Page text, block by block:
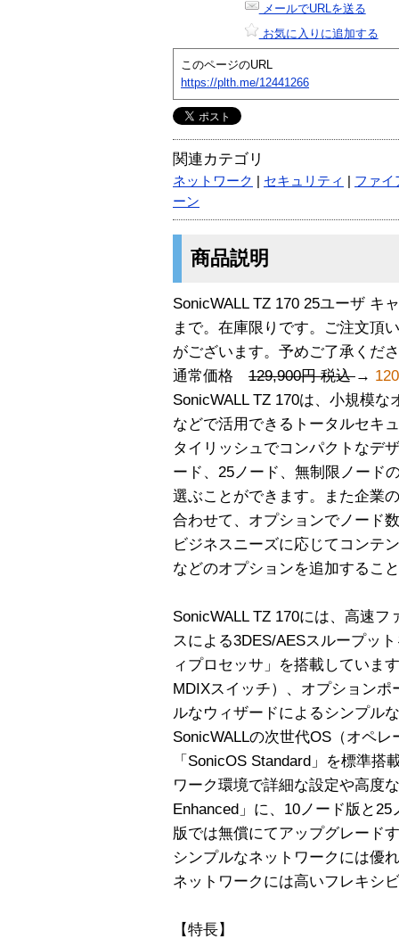
メールでURLを送る
お気に入りに追加する
このページのURL
https://plth.me/12441266
関連カテゴリ
ネットワーク セキュリティ
ファイ
ーン
商品説明
SonicWALL TZ 170 25ユーザ
まで。在庫限りです。ご注文頂
がございます。予めご了承くだ
通常価格 129,900円 税込→
SonicWALL TZ 170は、小規模
などで活用できるトータルセキ
タイリッシュでコンパクトなデ
ード、25ノード、無制限ノード
選ぶことができます。また企業
合わせて、オプションでノード
ビジネスニーズに応じてコンテ
などのオプションを追加するこ
SonicWALL TZ 170には、高速
スによる3DES/AESスループッ
ィプロセッサ」を搭載していま
MDIXスイッチ）、オプション
ルなウィザードによるシンプル
SonicWALLの次世代OS（オペ
「SonicOS Standard」を標準
ワーク環境で詳細な設定や高度
Enhanced」に、10ノード版と
版では無償にてアップグレード
シンプルなネットワークには優
ネットワークには高いフレキシ
【特長】